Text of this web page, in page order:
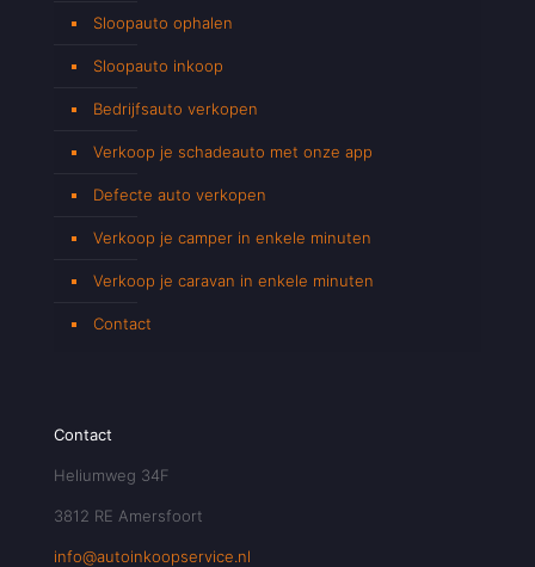
Sloopauto ophalen
Sloopauto inkoop
Bedrijfsauto verkopen
Verkoop je schadeauto met onze app
Defecte auto verkopen
Verkoop je camper in enkele minuten
Verkoop je caravan in enkele minuten
Contact
Contact
Heliumweg 34F
3812 RE Amersfoort
info@autoinkoopservice.nl